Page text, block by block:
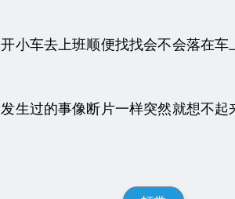
车去上班顺便找找会不会落在车
过的事像断片一样突然就想不起